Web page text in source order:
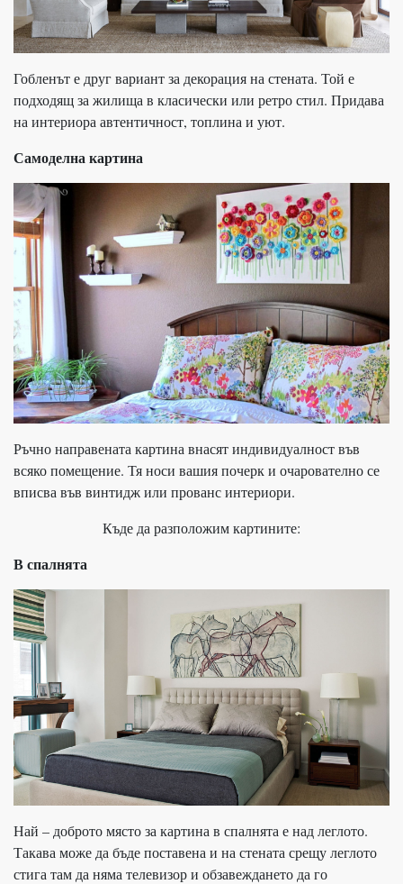
Гобленът е друг вариант за декорация на стената. Той е
подходящ за жилища в класически или ретро стил. Придава
на интериора автентичност, топлина и уют.
Самоделна картина
Ръчно направената картина внасят индивидуалност във
всяко помещение. Тя носи вашия почерк и очарователно се
вписва във винтидж или прованс интериори.
Къде да разположим картините:
В спалнята
Най – доброто място за картина в спалнята е над леглото.
Такава може да бъде поставена и на стената срещу леглото
стига там да няма телевизор и обзавеждането да го